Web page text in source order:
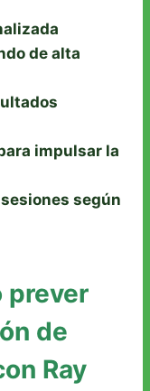
de alta
impulsar la
según
prever
de
Ray